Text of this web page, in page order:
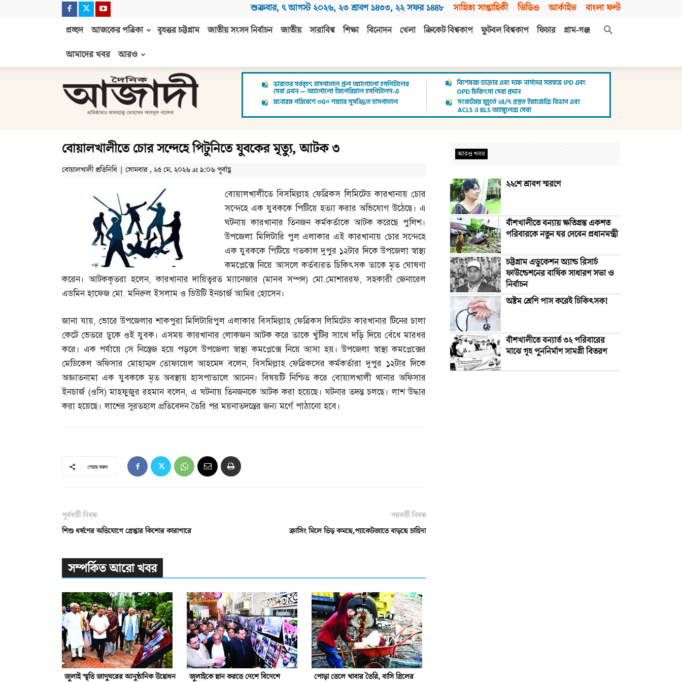
শুক্রবার, ৭ আগস্ট ২০২৬, ২৩ শ্রাবণ ১৪৩৩, ২২ সফর ১৪৪৮ সাহিত্য সাপ্তাহিকী ভিডিও আর্কাইভ বাংলা ফন্ট
প্রচ্ছদ আজকের পত্রিকা বৃহত্তর চট্টগ্রাম জাতীয় সংসদ নির্বাচন জাতীয় সারাবিশ্ব শিক্ষা বিনোদন খেলা ক্রিকেট বিশ্বকাপ ফুটবল বিশ্বকাপ ফিচার
গ্রাম-গঞ্জ
আমাদের খবর
আরও
আজাদী
বোয়ালখালীতে চোর সন্দেহে পিটুনিতে যুবকের মৃত্যু, আটক ৩
বোয়ালখালী প্রতিনিধি | সোমবার , ২৫ মে, ২০২৬ at ৯:০৬ পূর্বাহ্ণ
বোয়ালখালীতে বিসমিল্লাহ ফেব্রিকস লিমিটেড কারখানায় চোর
সন্দেহে এক যুবককে পিটিয়ে হত্যা করার অভিযোগ উঠেছে। এ
ঘটনায় কারখানার তিনজন কর্মকর্তাকে আটক করেছে পুলিশ।
উপজেলা মিলিটারি পুল এলাকার এই কারখানায় চোর সন্দেহে
এক যুবককে পিটিয়ে গতকাল দুপুর ১২টার দিকে উপজেলা স্বাস্থ্য
কমপ্লেক্সে নিয়ে আসলে কর্তব্যরত চিকিৎসক তাকে মৃত ঘোষণা
করেন। আটককৃতরা হলেন,কারখানার দায়িত্বরত ম্যানেজার (মানব সম্পদ) মো.মোশাররফ,সহকারী জেনারেল
এডমিন হাফেজ মো.মনিরুল ইসলাম ও ডিউটি ইনচার্জ আমির হোসেন।
জানা যায়,ভোরে উপজেলার শাকপুরা মিলিটারিপুল এলাকার বিসমিল্লাহ ফেব্রিকস লিমিটেড কারখানার টিনের চালা
কেটে ভেতরে ঢুকে ওই যুবক। এসময় কারখানার লোকজন আটক করে তাকে খুঁটির সাথে দড়ি দিয়ে বেঁধে মারধর
করে। এক পর্যায়ে সে নিস্তেজ হয়ে পড়লে উপজেলা স্বাস্থ্য কমপ্লেক্সে নিয়ে আসা হয়। উপজেলা স্বাস্থ্য কমপ্লেক্সের
মেডিকেল অফিসার মোহাম্মদ তোফায়েল আহমেদ বলেন,বিসমিল্লাহ ফেব্রিকসের কর্মকর্তারা দুপুর ১২টার দিকে
অজ্ঞাতনামা এক যুবককে মৃত অবস্থায় হাসপাতালে আনেন। বিষয়টি নিশ্চিত করে বোয়ালখালী থানার অফিসার
ইনচার্জ (ওসি)মাহফুজুর রহমান বলেন,এ ঘটনায় তিনজনকে আটক করা হয়েছে। ঘটনার তদন্ত চলছে। লাশ উদ্ধার
করা হয়েছে। লাশের সুরতহাল প্রতিবেদন তৈরি পর ময়নাতদন্তের জন্য মর্গে পাঠানো হবে।
শেয়ার করুন
পূর্ববর্তী নিবন্ধ
শিশু ধর্ষণের অভিযোগে গ্রেপ্তার কিশোর কারাগারে
পরবর্তী নিবন্ধ
ক্রাসিং মিলে ভিড় কমছে,প্যাকেটজাতে বাড়ছে চাহিদা
সম্পর্কিত আরো খবর
জুলাই স্মৃতি জাদুঘরের আনুষ্ঠানিক উদ্বোধন
জুলাইকে ম্লান করতে দেশে বিদেশে
পোড়া তেলে খাবার তৈরি, বাসি গ্রিলের
আরও খবর
২২শে শ্রাবণ স্মরণে
বাঁশখালীতে বন্যায় ক্ষতিগ্রস্ত একশত
পরিবারকে নতুন ঘর দেবেন প্রধানমন্ত্রী
চট্টগ্রাম এডুকেশন অ্যান্ড রিসার্চ
ফাউন্ডেশনের বার্ষিক সাধারণ সভা ও
নির্বাচন
অষ্টম শ্রেণি পাস করেই চিকিৎসক!
বাঁশখালীতে বন্যার্ত ৩২ পরিবারের
মাঝে গৃহ পুননির্মাণ সামগ্রী বিতরণ